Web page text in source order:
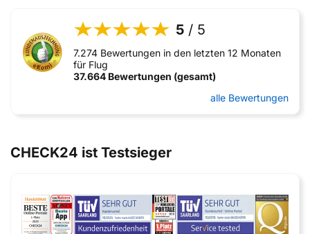
5 / 5
7.274 Bewertungen in den letzten 12 Monaten
für Flug
37.664 Bewertungen (gesamt)
alle Bewertungen
CHECK24 ist Testsieger